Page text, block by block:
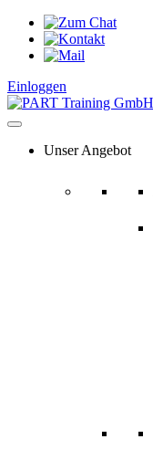
Zum
Inhalt
springen
Einloggen
Unser Angebot